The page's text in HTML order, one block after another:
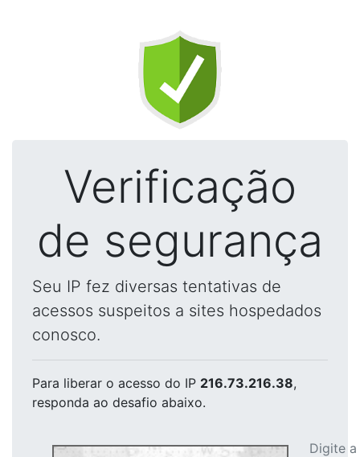
Verificação
de segurança
Seu IP fez diversas tentativas de
acessos suspeitos a sites hospedados
conosco.
Para liberar o acesso do IP 216.73.216.38,
responda ao desafio abaixo.
Digite